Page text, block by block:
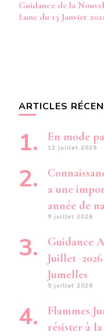
d’article
Guidance de la
Lune du 13 Janvier
ARTICLES
En mode
12 juillet 2026
a une
année de
9 juillet 2026
Guidance
Juillet
Jumelles
9 juillet 2026
Flammes
résister à